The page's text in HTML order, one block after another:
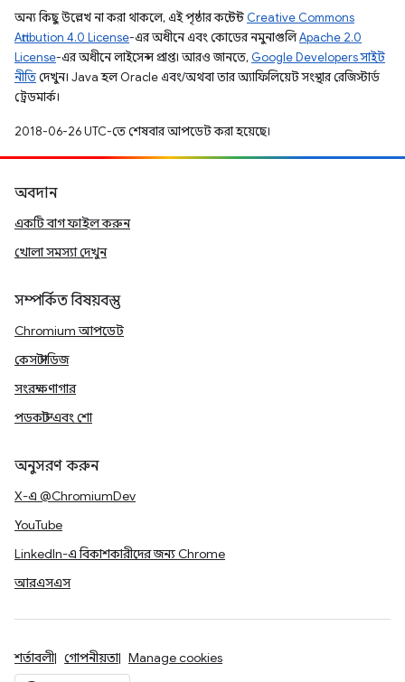
অন্য কিছু উল্লেখ না করা থাকলে, এই পৃষ্ঠার কন্টেন্ট Creative Commons
Attribution 4.0 License-এর অধীনে এবং কোডের নমুনাগুলিApache 2.0
License-এর অধীনে লাইসেন্স প্রাপ্ত। আরও জানতে, Google Developers সাইট
নীতিদেখুন। Java হল Oracle এবং/অথবা তার অ্যাফিলিয়েট সংস্থার রেজিস্টার্ড
ট্রেডমার্ক।
2018-06-26 UTC-তে শেষবার আপডেট করা হয়েছে।
অবদান
একটি বাগ ফাইল করুন
খোলা সমস্যা দেখুন
সম্পর্কিত বিষয়বস্তু
Chromium আপডেট
কেস স্টাডিজ
সংরক্ষণাগার
পডকাস্ট এবং শো
অনুসরণ করুন
X-এ @ChromiumDev
YouTube
LinkedIn-এ বিকাশকারীদের জন্য Chrome
আরএসএস
শর্তাবলী গোপনীয়তা Manage cookies